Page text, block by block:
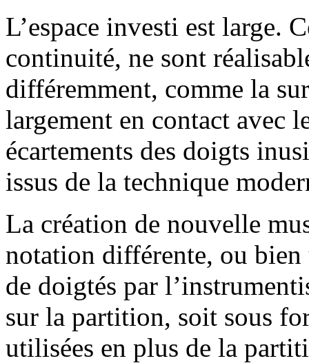
L’espace investi est large.
continuité, ne sont
différemment, comme la
largement en contact avec
écartements des doigts
issus de la technique
La création de nouvelle
notation différente, ou bien
de doigtés par
sur la partition, soit sous
utilisées en plus de la